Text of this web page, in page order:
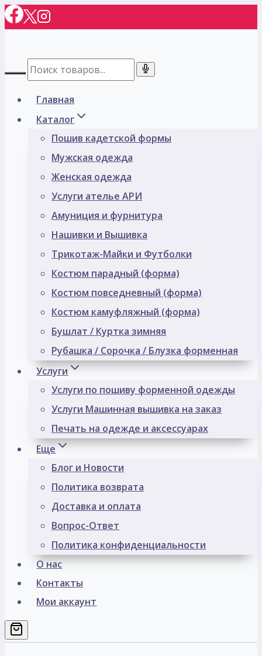
Перейти
к
Главная
Каталог
Пошив кадетской формы
Мужская одежда
Женская одежда
Услуги ателье АРИ
Амуниция и фурнитура
Нашивки и Вышивка
Трикотаж-Майки и Футболки
Костюм парадный (форма)
Костюм повседневный (форма)
Костюм камуфляжный (форма)
Бушлат / Куртка зимняя
Рубашка / Сорочка / Блузка форменная
Услуги
Услуги по пошиву форменной одежды
Услуги Машинная вышивка на заказ
Печать на одежде и аксессуарах
Еще
Блог и Новости
Политика возврата
Доставка и оплата
Вопрос-Ответ
Политика конфиденциальности
О нас
Контакты
Мои аккаунт